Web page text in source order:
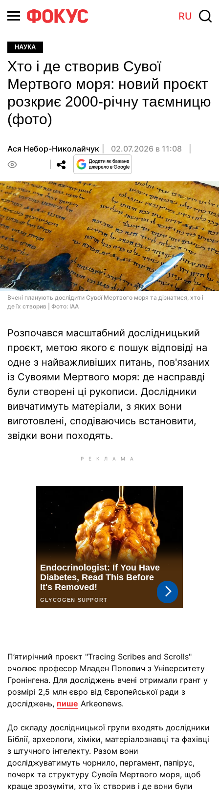
RU
НАУКА
Хто і де створив Сувої
Мертвого моря: новий проєкт
розкриє 2000-річну таємницю
(фото)
Ася Небор-Николайчук
02.07.2026 в 11:08
Вчені планують дослідити Сувої Мертвого моря та дізнатися, хто і
де їх створив | Фото: IAA
Розпочався масштабний дослідницький
проєкт, метою якого є пошук відповіді на
одне з найважливіших питань, пов'язаних
із Сувоями Мертвого моря: де насправді
були створені ці рукописи. Дослідники
вивчатимуть матеріали, з яких вони
виготовлені, сподіваючись встановити,
звідки вони походять.
П’ятирічний проєкт "Tracing Scribes and Scrolls"
очолює професор Младен Попович з Університету
Гронінгена. Для досліджень вчені отримали грант у
розмірі 2,5 млн євро від Європейської ради з
досліджень, пише Arkeonews.
До складу дослідницької групи входять дослідники
Біблії, археологи, хіміки, матеріалознавці та фахівці
з штучного інтелекту. Разом вони
досліджуватимуть чорнило, пергамент, папірус,
почерк та структуру Сувоїв Мертвого моря, щоб
краще зрозуміти, хто їх створив і де вони були